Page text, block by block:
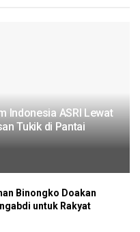
Indonesia ASRI Lewat
Tukik di Pantai
Binongko Doakan
untuk Rakyat